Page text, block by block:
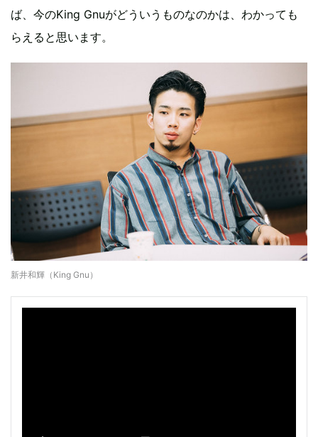
ば、今のKing Gnuがどういうものなのかは、わかっても
らえると思います。
新井和輝（King Gnu）